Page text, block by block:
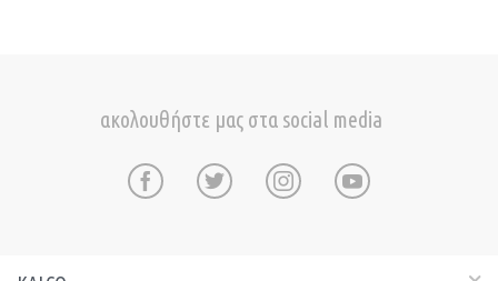
ακολουθήστε μας στα social media